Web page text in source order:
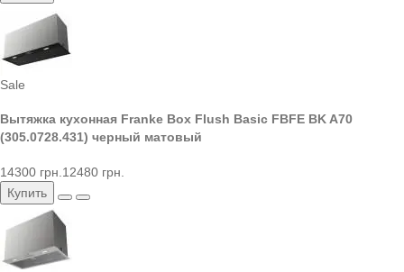
Sale
Вытяжка кухонная Franke Box Flush Basic FBFE BK A70
(305.0728.431) черный матовый
14300 грн. 12480 грн.
Купить